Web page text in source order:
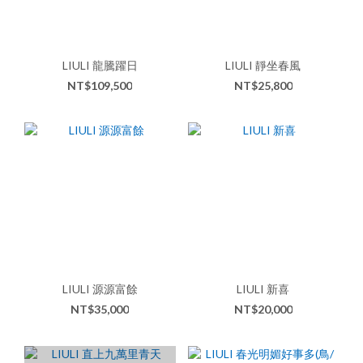
LIULI 龍騰躍日
NT$109,500
LIULI 靜坐春風
NT$25,800
LIULI 源源富餘
NT$35,000
LIULI 新喜
NT$20,000